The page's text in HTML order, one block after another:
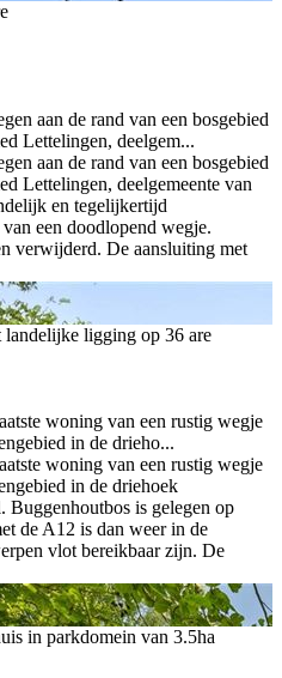
aan de rand van een bosgebied
Lettelingen, deelgem...
aan de rand van een bosgebied
Lettelingen, deelgemeente van
en tegelijkertijd
een doodlopend wegje.
verwijderd. De aansluiting met
landelijke ligging op 36 are
woning van een rustig wegje
in de drieho...
woning van een rustig wegje
in de driehoek
is gelegen op
de A12 is dan weer in de
vlot bereikbaar zijn. De
in parkdomein van 3.5ha